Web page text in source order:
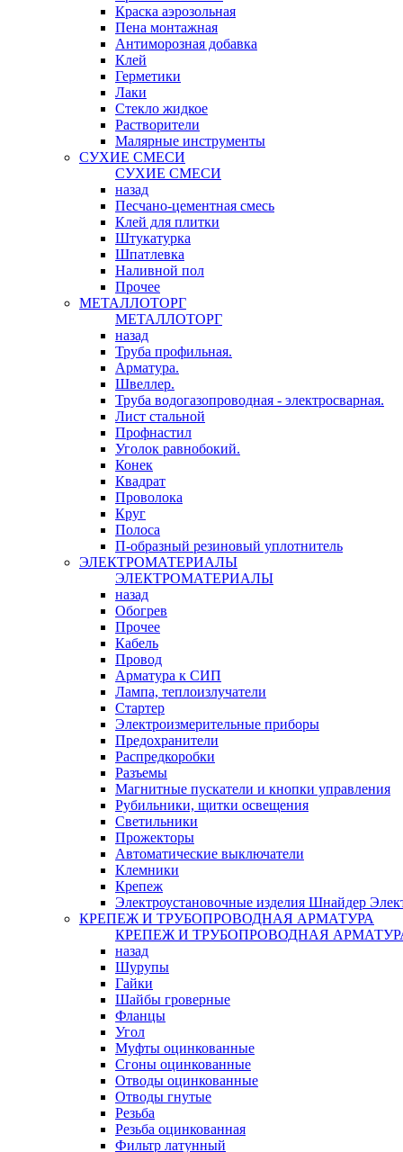
Краска аэрозольная
Пена монтажная
Антиморозная добавка
Клей
Герметики
Лаки
Стекло жидкое
Растворители
Малярные инструменты
СУХИЕ СМЕСИ
СУХИЕ СМЕСИ
назад
Песчано-цементная смесь
Клей для плитки
Штукатурка
Шпатлевка
Наливной пол
Прочее
МЕТАЛЛОТОРГ
МЕТАЛЛОТОРГ
назад
Труба профильная.
Арматура.
Швеллер.
Труба водогазопроводная - электросварная.
Лист стальной
Профнастил
Уголок равнобокий.
Конек
Квадрат
Проволока
Круг
Полоса
П-образный резиновый уплотнитель
ЭЛЕКТРОМАТЕРИАЛЫ
ЭЛЕКТРОМАТЕРИАЛЫ
назад
Обогрев
Прочее
Кабель
Провод
Арматура к СИП
Лампа, теплоизлучатели
Стартер
Электроизмерительные приборы
Предохранители
Распредкоробки
Разъемы
Магнитные пускатели и кнопки управления
Рубильники, щитки освещения
Светильники
Прожекторы
Автоматические выключатели
Клемники
Крепеж
Электроустановочные изделия Шнайдер
КРЕПЕЖ И ТРУБОПРОВОДНАЯ АРМАТУРА
КРЕПЕЖ И ТРУБОПРОВОДНАЯ
назад
Шурупы
Гайки
Шайбы гроверные
Фланцы
Угол
Муфты оцинкованные
Сгоны оцинкованные
Отводы оцинкованные
Отводы гнутые
Резьба
Резьба оцинкованная
Фильтр латунный